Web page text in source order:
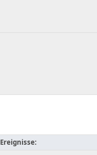
Ereignisse: